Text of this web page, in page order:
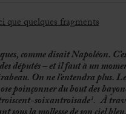
que quelques fragments
comme disait Napoléon.
députés – et il faut à un
On ne l’entendra plus.
poinçonner du bout des
soixantroisade¹.À